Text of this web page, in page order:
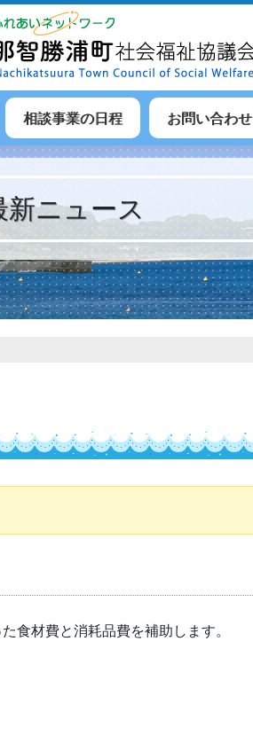
相談事業の日程 お問い合わせ
新ニュース
食材費と消耗品費を補助します。